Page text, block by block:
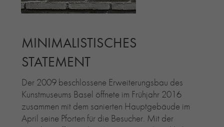
MINIMALISTISCHES
STATEMENT
Der 2009 beschlossene Erweiterungsbau des
Kunstmuseums Basel öffnete im Frühjahr 2016
zusammen mit dem sanierten Hauptgebäude im
April seine Pforten für die Besucher. Mit der